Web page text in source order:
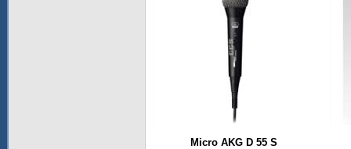
Micro AKG D 55 S